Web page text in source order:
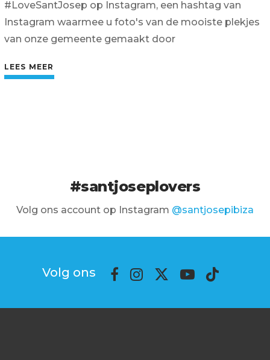
#LoveSantJosep op Instagram, een hashtag van
Instagram waarmee u foto's van de mooiste plekjes
van onze gemeente gemaakt door
LEES MEER
#santjoseplovers
Volg ons account op Instagram @santjosepibiza
Volg ons